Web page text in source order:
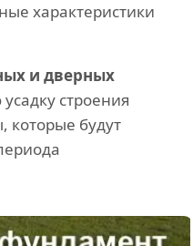
характеристики
и дверных
строения
которые будут